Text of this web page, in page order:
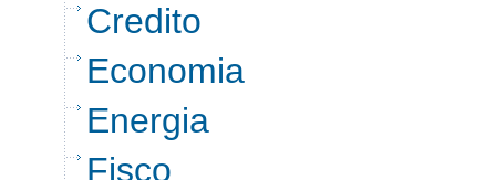
Credito
Economia
Energia
Fisco